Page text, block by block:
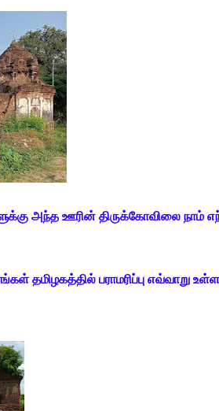
அந்த ஊரின் திருக்கோவிலை நாம்
பராமரிப்பு எவ்வாறு